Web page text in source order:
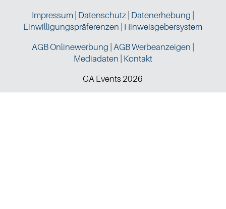
Impressum Datenschutz| Datenerhebung
Einwilligungspräferenzen Hinweisgebersystem
AGB Onlinewerbung AGB Werbeanzeigen
Mediadaten Kontakt
GA Events 2026